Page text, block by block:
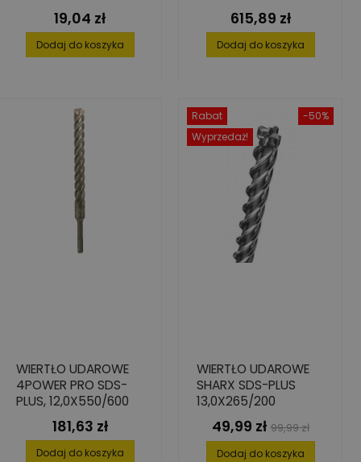
Cena
19,04 zł
Dodaj do koszyka
800/920 MM
Cena
615,89 zł
Dodaj do koszyka
WIERTŁO UDAROWE
4POWER PRO SDS-
PLUS, 12,0X550/600
Cena
181,63 zł
Dodaj do koszyka
-50%
Rabat
Wyprzedaż!
WIERTŁO UDAROWE
SHARX SDS-PLUS
13,0X265/200
Cena
49,99 zł Cena
podstawowa
99,99 zł
Dodaj do koszyka